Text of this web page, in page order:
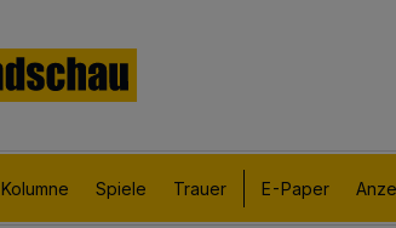
Kolumne Spiele Trauer E-Paper